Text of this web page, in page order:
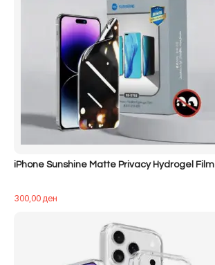
iPhone Sunshine Matte Privacy Hydrogel Film
300,00ден